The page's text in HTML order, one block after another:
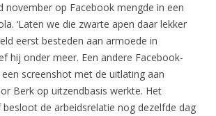
november op Facebook mengde in een
‘Laten we die zwarte apen daar lekker
eerst besteden aan armoede in
hij onder meer. Een andere Facebook-
screenshot met de uitlating aan
Berk op uitzendbasis werkte. Het
besloot de arbeidsrelatie nog dezelfde dag